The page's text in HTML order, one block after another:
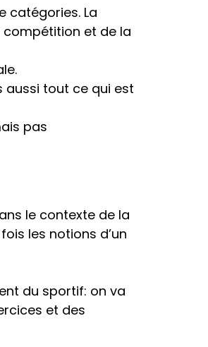
catégories. La
compétition et de la
aussi tout ce qui est
pas
le contexte de la
les notions d’un
du sportif: on va
et des